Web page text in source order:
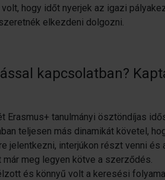
hogy időt nyerjek az igazi
elkezdeni dolgozni.
kapcsolatban?
Erasmus+ tanulmányi ösztöndíjas
teljesen más dinamikát követel,
jelentkezni, interjúkon részt venni és
meg legyen kötve a szerződés.
és könnyű volt a keresési